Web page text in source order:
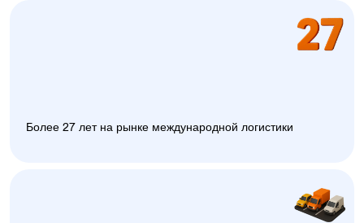
Более 27 лет на рынке международной логистики